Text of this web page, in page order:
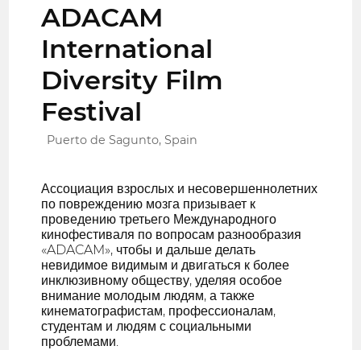
ADACAM
International
Diversity Film
Festival
Puerto de Sagunto, Spain
Ассоциация взрослых и несовершеннолетних
по повреждению мозга призывает к
проведению третьего Международного
кинофестиваля по вопросам разнообразия
«ADACAM», чтобы и дальше делать
невидимое видимым и двигаться к более
инклюзивному обществу, уделяя особое
внимание молодым людям, а также
кинематографистам, профессионалам,
студентам и людям с социальными
проблемами.